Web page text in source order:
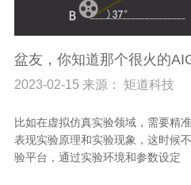
盆友，你知道那个很火的
2023-02-15 来源： 矩道科技
比如在虚拟仿真实验领域，需要精
表现实验原理和实验现象，这时候
验平台，通过实验环境和参数设定